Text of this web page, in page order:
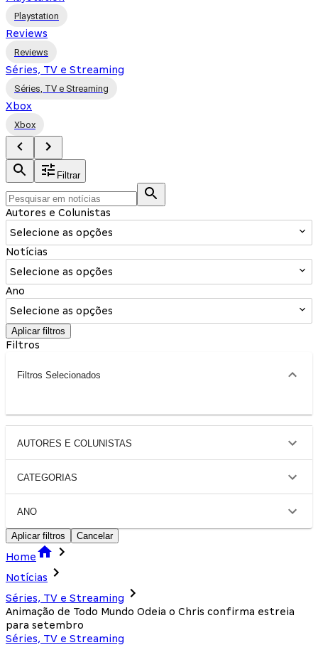
Playstation
Reviews
Reviews
Séries, TV e Streaming
Séries, TV e Streaming
Xbox
Xbox
Filtrar
Autores e Colunistas
Selecione as opções
Notícias
Selecione as opções
Ano
Selecione as opções
Aplicar filtros
Filtros
Filtros Selecionados
AUTORES E COLUNISTAS
CATEGORIAS
ANO
Aplicar filtros Cancelar
Home
Notícias
Séries, TV e Streaming
Animação de Todo Mundo Odeia o Chris confirma estreia
para setembro
Séries, TV e Streaming